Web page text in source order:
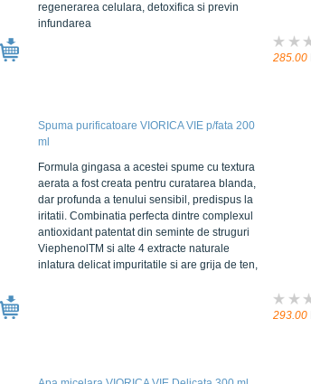
regenerarea celulara, detoxifica si previn
infundarea
285.00
Spuma purificatoare VIORICA VIE p/fata 200
ml
Formula gingasa a acestei spume cu textura
aerata a fost creata pentru curatarea blanda,
dar profunda a tenului sensibil, predispus la
iritatii. Combinatia perfecta dintre complexul
antioxidant patentat din seminte de struguri
ViephenolTM si alte 4 extracte naturale
inlatura delicat impuritatile si are grija de ten,
293.00